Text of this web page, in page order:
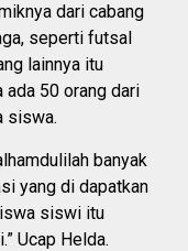
dari cabang
seperti futsal
lainnya itu
ada 50 orang dari
siswa.
banyak
yang di dapatkan
siswi itu
Ucap Helda.